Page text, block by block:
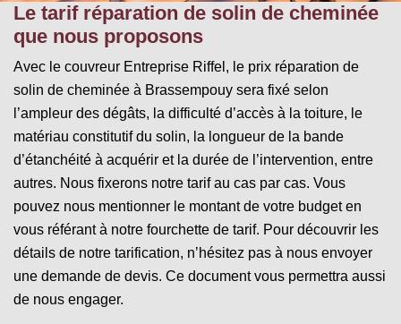
Le tarif réparation de solin de cheminée
que nous proposons
Avec le couvreur Entreprise Riffel, le prix réparation de
solin de cheminée à Brassempouy sera fixé selon
l’ampleur des dégâts, la difficulté d’accès à la toiture, le
matériau constitutif du solin, la longueur de la bande
d’étanchéité à acquérir et la durée de l’intervention, entre
autres. Nous fixerons notre tarif au cas par cas. Vous
pouvez nous mentionner le montant de votre budget en
vous référant à notre fourchette de tarif. Pour découvrir les
détails de notre tarification, n’hésitez pas à nous envoyer
une demande de devis. Ce document vous permettra aussi
de nous engager.